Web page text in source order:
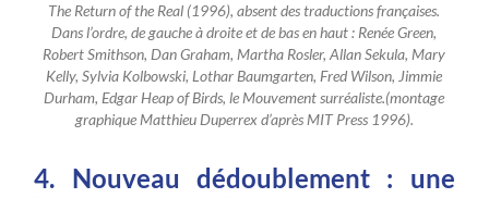
The Return of the Real (1996), absent des traductions françaises.
Dans l’ordre, de gauche à droite et de bas en haut : Renée Green,
Robert Smithson, Dan Graham, Martha Rosler, Allan Sekula, Mary
Kelly, Sylvia Kolbowski, Lothar Baumgarten, Fred Wilson, Jimmie
Durham, Edgar Heap of Birds, le Mouvement surréaliste.(montage
graphique Matthieu Duperrex d’après MIT Press 1996).
4. Nouveau dédoublement : une